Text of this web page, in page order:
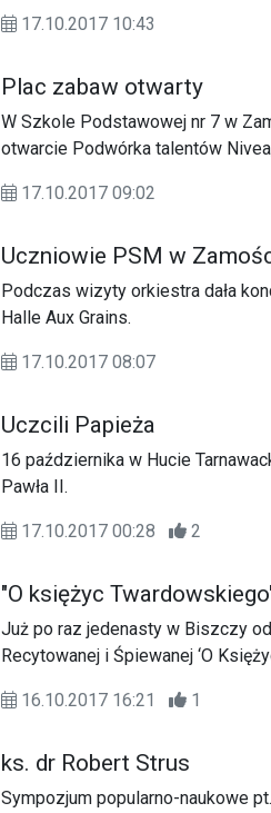
drogowego, szczególnie pieszych.
17.10.2017 10:43
Plac zabaw otwarty
W Szkole Podstawowej nr 7 w
otwarcie Podwórka talentów
17.10.2017 09:02
Uczniowie PSM w
Podczas wizyty orkiestra dała
Halle Aux Grains.
17.10.2017 08:07
Uczcili Papieża
16 października w Hucie
Pawła II.
17.10.2017 00:28 2
"O księżyc
Już po raz jedenasty w Biszczy
Recytowanej i Śpiewanej ‘O
16.10.2017 16:21 1
ks. dr Robert Strus
Sympozjum popularno-naukowe